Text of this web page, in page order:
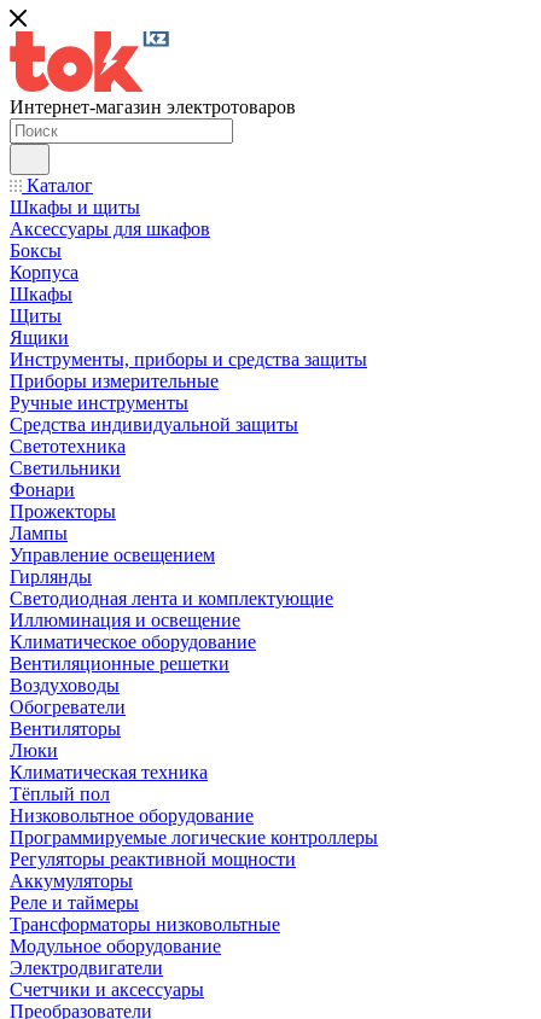
Интернет-магазин электротоваров
Каталог
Шкафы и щиты
Аксессуары для шкафов
Боксы
Корпуса
Шкафы
Щиты
Ящики
Инструменты, приборы и средства защиты
Приборы измерительные
Ручные инструменты
Средства индивидуальной защиты
Светотехника
Светильники
Фонари
Прожекторы
Лампы
Управление освещением
Гирлянды
Светодиодная лента и комплектующие
Иллюминация и освещение
Климатическое оборудование
Вентиляционные решетки
Воздуховоды
Обогреватели
Вентиляторы
Люки
Климатическая техника
Тёплый пол
Низковольтное оборудование
Программируемые логические контроллеры
Регуляторы реактивной мощности
Аккумуляторы
Реле и таймеры
Трансформаторы низковольтные
Модульное оборудование
Электродвигатели
Счетчики и аксессуары
Преобразователи